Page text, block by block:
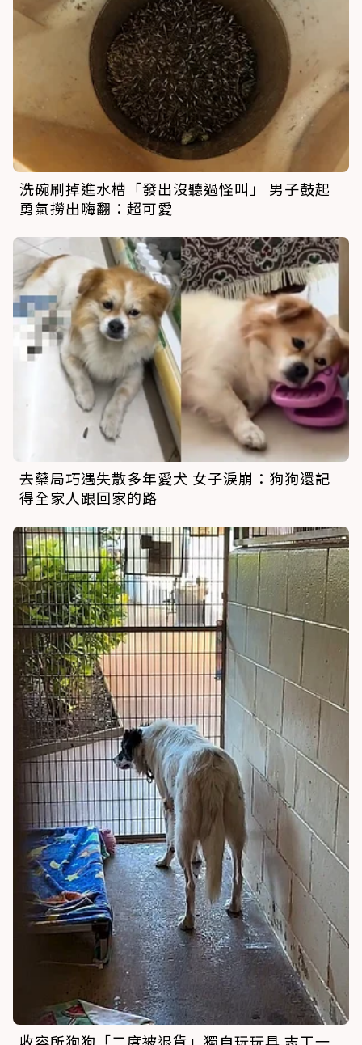
洗碗刷掉進水槽「發出沒聽過怪叫」 男子鼓起
勇氣撈出嗨翻：超可愛
去藥局巧遇失散多年愛犬 女子淚崩：狗狗還記
得全家人跟回家的路